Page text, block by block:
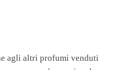
agli altri profumi venduti